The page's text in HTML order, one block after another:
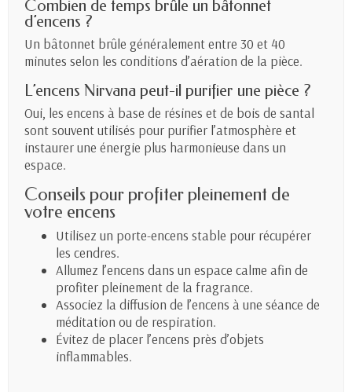
Combien de temps brûle un bâtonnet
d’encens ?
Un bâtonnet brûle généralement entre 30 et 40
minutes selon les conditions d’aération de la pièce.
L’encens Nirvana peut-il purifier une pièce ?
Oui, les encens à base de résines et de bois de santal
sont souvent utilisés pour purifier l’atmosphère et
instaurer une énergie plus harmonieuse dans un
espace.
Conseils pour profiter pleinement de
votre encens
Utilisez un porte-encens stable pour récupérer
les cendres.
Allumez l’encens dans un espace calme afin de
profiter pleinement de la fragrance.
Associez la diffusion de l’encens à une séance de
méditation ou de respiration.
Évitez de placer l’encens près d’objets
inflammables.